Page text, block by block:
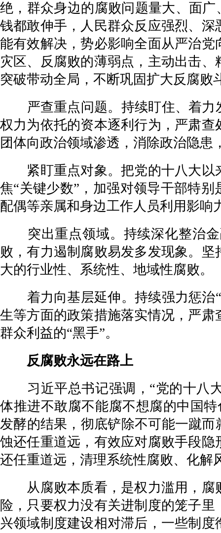
绝，群众身边的腐败问题量大、面
钱都敢伸手，人民群众反应强烈、
能有效解决，势必影响全面从严治
灾区、反腐败的薄弱点，主动出击
突破带动全局，不断巩固扩大反腐败
严查重点问题。持续盯住、着力
权力为依托的资本逐利行为，严肃
团体向政治领域渗透，消除政治隐患
紧盯重点对象。把党的十八大以
焦“关键少数”，加强对领导干部特
配偶等亲属和身边工作人员利用影响
突出重点领域。持续深化整治金
败，有力遏制腐败易发多发现象。
大的行业性、系统性、地域性腐败。
着力向基层延伸。持续强力惩治“
生等方面的政策措施落实情况，严
群众利益的“黑手”。
反腐败永远在路上
习近平总书记强调，“党的十八大
体推进不敢腐不能腐不想腐的中国
发酵的结果，彻底铲除不可能一蹴
蚀还任重道远，有效应对腐败手段
还任重道远，清理系统性腐败、化解
从腐败本质看，是权力滥用，腐
险，只要权力没有关进制度的笼子
兴领域制度建设相对滞后，一些制